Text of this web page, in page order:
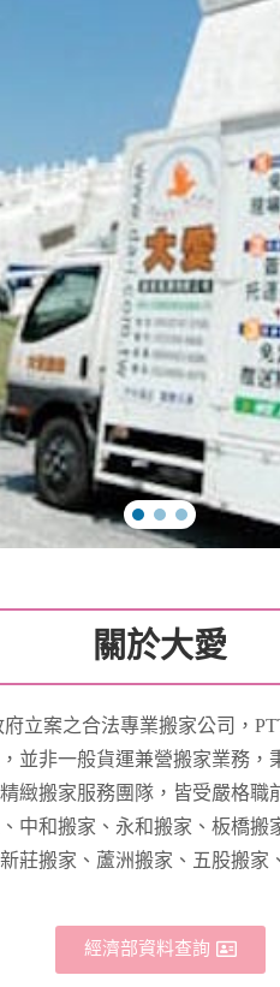
關於大愛
立案之合法專業搬家公司，
並非一般貨運兼營搬家業務，
緻搬家服務團隊，皆受嚴格職
中和搬家、永和搬家、板橋搬
莊搬家、蘆洲搬家、五股搬家
經濟部資料查詢